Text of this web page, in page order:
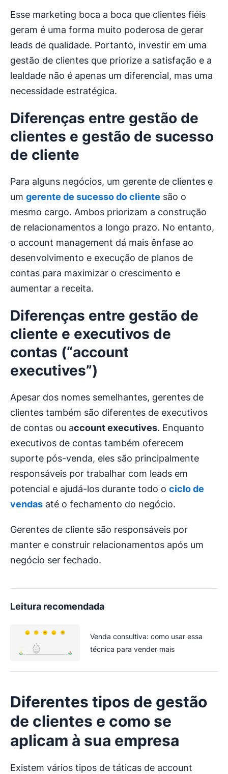
Esse marketing boca a boca que clientes fiéis
geram é uma forma muito poderosa de gerar
leads de qualidade. Portanto, investir em uma
gestão de clientes que priorize a satisfação e a
lealdade não é apenas um diferencial, mas uma
necessidade estratégica.
Diferenças entre gestão de
clientes e gestão de sucesso
de cliente
Para alguns negócios, um gerente de clientes e
um gerente de sucesso do cliente são o
mesmo cargo. Ambos priorizam a construção
de relacionamentos a longo prazo. No entanto,
o account management dá mais ênfase ao
desenvolvimento e execução de planos de
contas para maximizar o crescimento e
aumentar a receita.
Diferenças entre gestão de
cliente e executivos de
contas (“account
executives”)
Apesar dos nomes semelhantes, gerentes de
clientes também são diferentes de executivos
de contas ou account executives. Enquanto
executivos de contas também oferecem
suporte pós-venda, eles são principalmente
responsáveis por trabalhar com leads em
potencial e ajudá-los durante todo o ciclo de
vendas até o fechamento do negócio.
Gerentes de cliente são responsáveis por
manter e construir relacionamentos após um
negócio ser fechado.
Leitura recomendada
Venda consultiva: como usar essa
técnica para vender mais
Diferentes tipos de gestão
de clientes e como se
aplicam à sua empresa
Existem vários tipos de táticas de account